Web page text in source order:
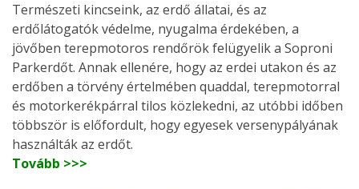
Természeti kincseink, az erdő állatai, és az
erdőlátogatók védelme, nyugalma érdekében, a
jövőben terepmotoros rendőrök felügyelik a Soproni
Parkerdőt. Annak ellenére, hogy az erdei utakon és az
erdőben a törvény értelmében quaddal, terepmotorral
és motorkerékpárral tilos közlekedni, az utóbbi időben
többször is előfordult, hogy egyesek versenypályának
használták az erdőt.
Tovább >>>